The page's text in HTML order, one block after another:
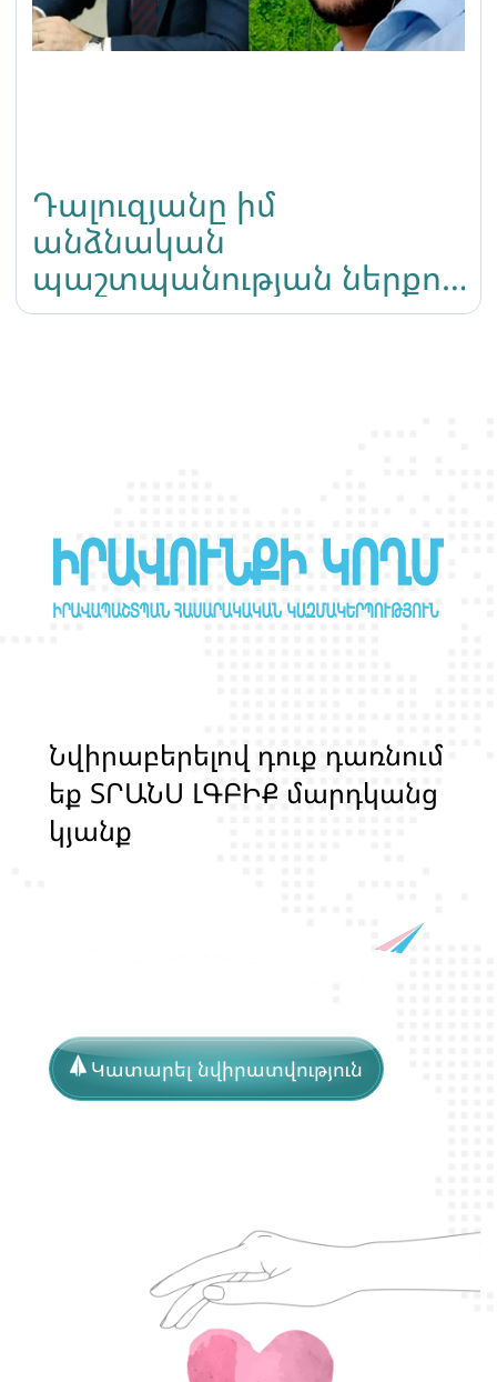
Դալուզյանը իմ
անձնական
պաշտպանության ներքո
է Նիկոլ Փաշինյան
Նվիրաբերելով դոք դառնոմ
եք ՏՐԱՆՍ ԼԳԲԻՔ մարդկանց
կյանք
Կատարել նվիրատվություն